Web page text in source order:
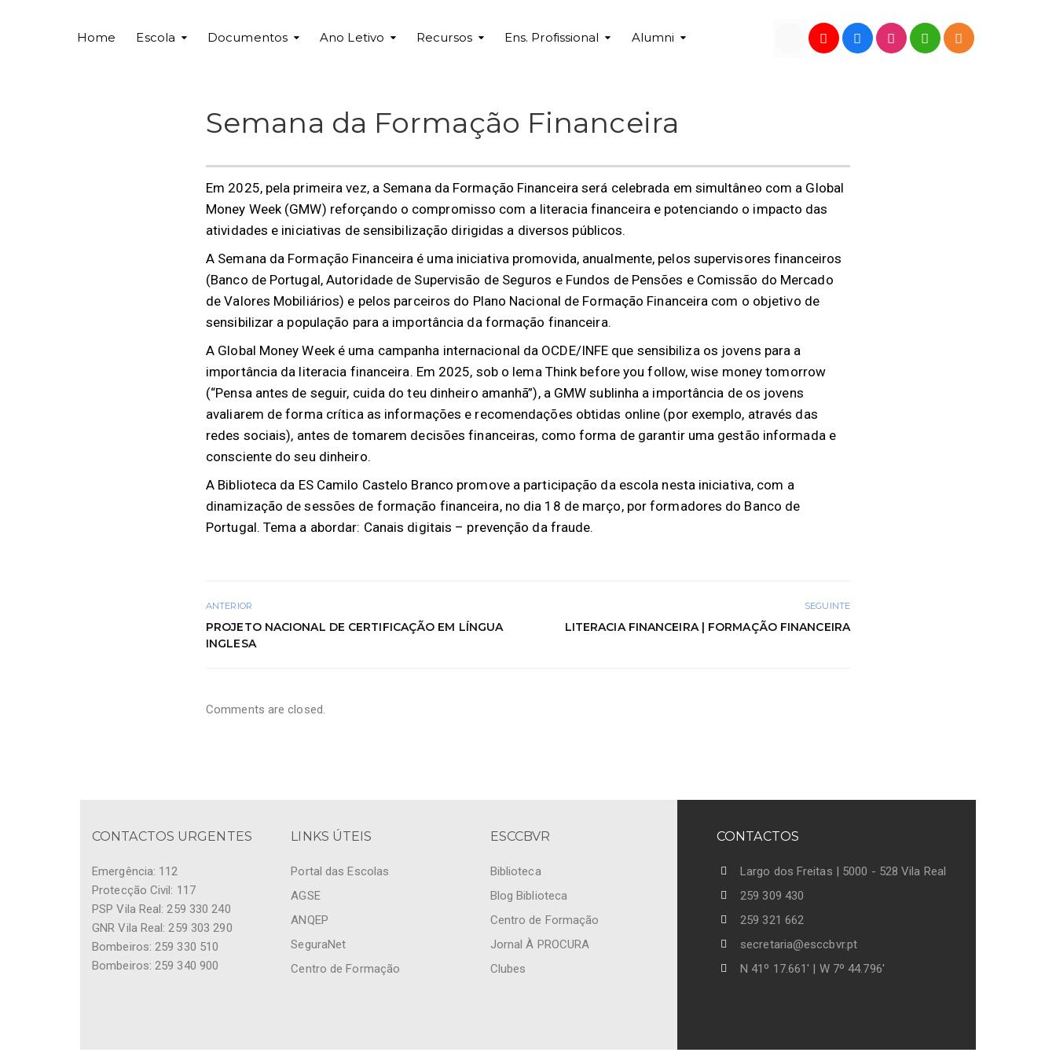
Home Escola Documentos Ano Letivo Recursos Ens. Profissional Alumni
Semana da Formação Financeira
Em 2025, pela primeira vez, a Semana da Formação Financeira será celebrada em simultâneo com a Global
Money Week (GMW) reforçando o compromisso com a literacia financeira e potenciando o impacto das
atividades e iniciativas de sensibilização dirigidas a diversos públicos.
A Semana da Formação Financeira é uma iniciativa promovida, anualmente, pelos supervisores financeiros
(Banco de Portugal, Autoridade de Supervisão de Seguros e Fundos de Pensões e Comissão do Mercado
de Valores Mobiliários) e pelos parceiros do Plano Nacional de Formação Financeira com o objetivo de
sensibilizar a população para a importância da formação financeira.
A Global Money Week é uma campanha internacional da OCDE/INFE que sensibiliza os jovens para a
importância da literacia financeira. Em 2025, sob o lema Think before you follow, wise money tomorrow
(“Pensa antes de seguir, cuida do teu dinheiro amanhã”), a GMW sublinha a importância de os jovens
avaliarem de forma crítica as informações e recomendações obtidas online (por exemplo, através das
redes sociais), antes de tomarem decisões financeiras, como forma de garantir uma gestão informada e
consciente do seu dinheiro.
A Biblioteca da ES Camilo Castelo Branco promove a participação da escola nesta iniciativa, com a
dinamização de sessões de formação financeira, no dia 18 de março, por formadores do Banco de
Portugal. Tema a abordar: Canais digitais – prevenção da fraude.
ANTERIOR
PROJETO NACIONAL DE CERTIFICAÇÃO EM LÍNGUA
INGLESA
SEGUINTE
LITERACIA FINANCEIRA | FORMAÇÃO FINANCEIRA
Comments are closed.
CONTACTOS URGENTES
Emergência: 112
Protecção Civil: 117
PSP Vila Real: 259 330 240
GNR Vila Real: 259 303 290
Bombeiros: 259 330 510
Bombeiros: 259 340 900
LINKS ÚTEIS
Portal das Escolas
AGSE
ANQEP
SeguraNet
Centro de Formação
ESCCBVR
Biblioteca
Blog Biblioteca
Centro de Formação
Jornal À PROCURA
Clubes
CONTACTOS
Largo dos Freitas | 5000 - 528 Vila Real
259 309 430
259 321 662
secretaria@esccbvr.pt
N 41º 17.661' | W 7º 44.796'